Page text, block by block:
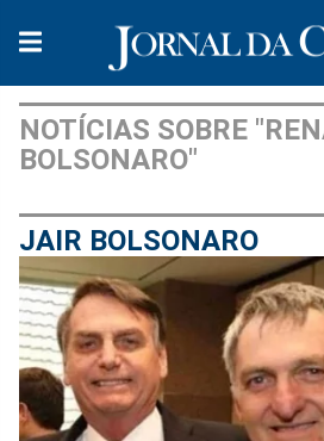
NOTÍCIAS SOBRE
BOLSONARO"
JAIR BOLSONARO